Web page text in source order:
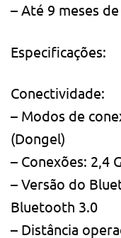
– Até 9 meses
Especificações:
Conectividade:
– Modos de
(Dongel)
– Conexões: 2,4
– Versão do
Bluetooth 3.0
– Distância